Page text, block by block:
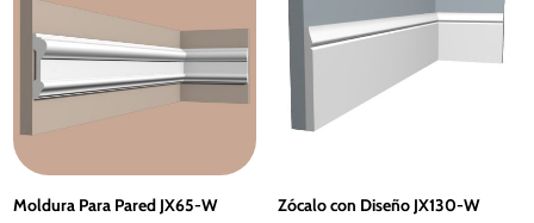
Moldura Para Pared JX65-W Zócalo con Diseño JX130-W